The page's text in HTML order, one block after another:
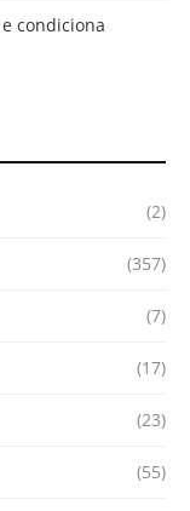
condiciona
(2)
(357)
(7)
(17)
(23)
(55)